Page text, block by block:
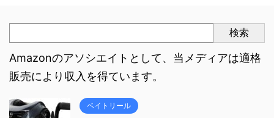
検索
Amazonのアソシエイトとして、当メディアは適格
販売により収入を得ています。
ベイトリール